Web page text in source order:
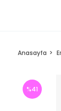
Anasayfa
%41